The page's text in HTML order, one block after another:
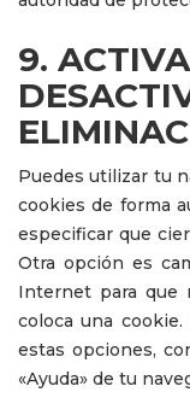
9.
Puedes utilizar tu
cookies de forma
especificar que
Otra opción es
Internet para que
coloca una
estas opciones,
«Ayuda» de tu